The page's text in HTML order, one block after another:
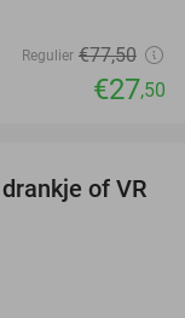
Regulier €77,50
€27,50
18%
of VR